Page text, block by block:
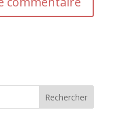
Rechercher